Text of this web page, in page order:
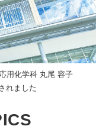
化学科 丸尾 容子
れました